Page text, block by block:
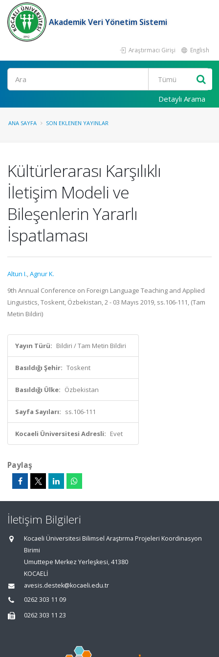
Akademik Veri Yönetim Sistemi
Araştırmacı Girişi English
Ara
Detaylı Arama
ANA SAYFA SON EKLENEN YAYINLAR
Kültürlerarası Karşılıklı
İletişim Modeli ve
Bileşenlerin Yararlı
İspatlaması
Altun I.,Agnur K.
9th Annual Conference on Foreign Language Teaching and Applied
Linguistics, Toskent, Özbekistan, 2 - 03 Mayıs 2019, ss.106-111, (Tam
Metin Bildiri)
Yayın Türü: Bildiri / Tam Metin Bildiri
Basıldığı Şehir: Toskent
Basıldığı Ülke: Özbekistan
Sayfa Sayıları: ss.106-111
Kocaeli Üniversitesi Adresli: Evet
Paylaş
İletişim Bilgileri
Kocaeli Üniversitesi Bilimsel Araştırma Projeleri Koordinasyon
Birimi
Umuttepe Merkez Yerleşkesi, 41380
KOCAELİ
avesis.destek@kocaeli.edu.tr
0262 303 11 09
0262 303 11 23